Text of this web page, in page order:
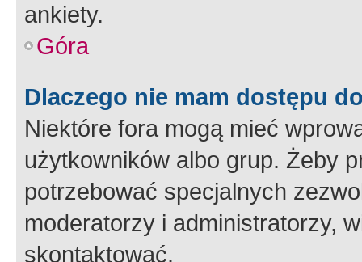
ankiety.
Góra
Dlaczego nie mam dostępu
Niektóre fora mogą mieć
użytkowników albo grup. Żeby
potrzebować specjalnych
moderatorzy i administratorzy,
skontaktować.